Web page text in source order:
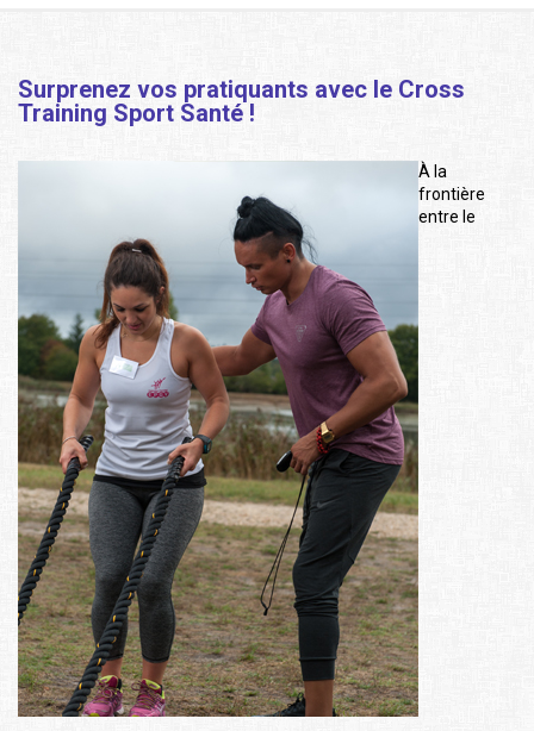
Surprenez vos pratiquants avec le Cross
Training Sport Santé !
À la
frontière
entre le